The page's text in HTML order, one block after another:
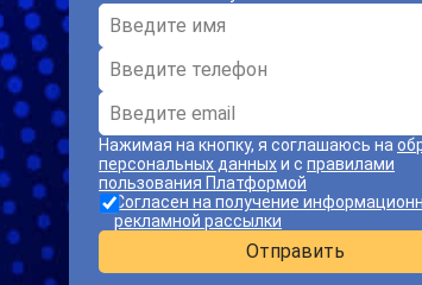
Нажимая на кнопку, я соглашаюсь на
персональных данныхи с правилами
пользования Платформой
Согласен на получение
рекламной рассылки
Отправить